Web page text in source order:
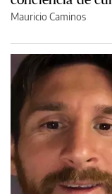
Mauricio Caminos